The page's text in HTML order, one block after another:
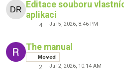
Editace souboru
aplikaci
4 Jul 5, 2026, 8:46 PM
The manual
Moved
2 Jul 2, 2026, 10:14 AM